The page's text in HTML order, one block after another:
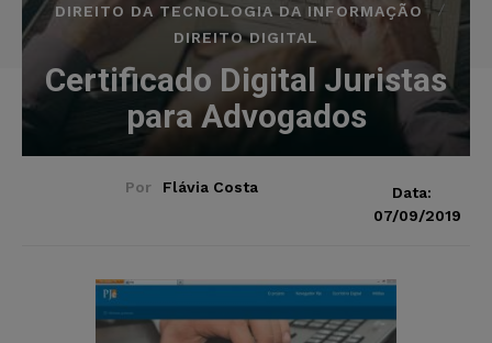
DIREITO DA TECNOLOGIA DA INFORMAÇÃO
DIREITO DIGITAL
Certificado Digital Juristas
para Advogados
Por Flávia Costa
Data:
07/09/2019